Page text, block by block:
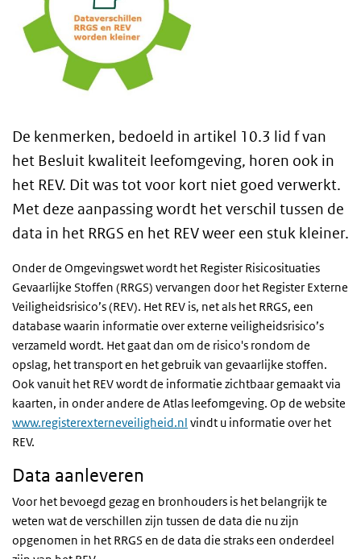
De kenmerken, bedoeld in artikel 10.3 lid f van
het Besluit kwaliteit leefomgeving, horen ook in
het REV. Dit was tot voor kort niet goed verwerkt.
Met deze aanpassing wordt het verschil tussen de
data in het RRGS en het REV weer een stuk kleiner.
Onder de Omgevingswet wordt het Register Risicosituaties
Gevaarlijke Stoffen (RRGS) vervangen door het Register Externe
Veiligheidsrisico’s (REV). Het REV is, net als het RRGS, een
database waarin informatie over externe veiligheidsrisico’s
verzameld wordt. Het gaat dan om de risico's rondom de
opslag, het transport en het gebruik van gevaarlijke stoffen.
Ook vanuit het REV wordt de informatie zichtbaar gemaakt via
kaarten, in onder andere de Atlas leefomgeving. Op de website
www.registerexterneveiligheid.nl vindt u informatie over het
REV.
Data aanleveren
Voor het bevoegd gezag en bronhouders is het belangrijk te
weten wat de verschillen zijn tussen de data die nu zijn
opgenomen in het RRGS en de data die straks een onderdeel